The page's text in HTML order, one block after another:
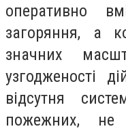
оперативно
загоряння, а
значних
узгодженості
відсутня
пожежних,